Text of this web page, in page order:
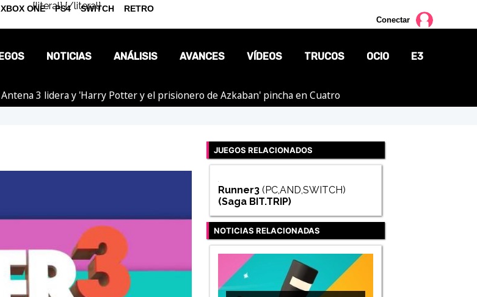
{literal}{/literal}
Conectar
NOTICIAS
OPINIÓN
ANÁLISIS AVANCES VÍDEOS TRUCOS OCIO E3
3 lidera y 'Harry Potter y el prisionero de Azkaban' pincha en Cuatro
JUEGOS RELACIONADOS
Runner3 (PC,AND,SWITCH)
(Saga BIT.TRIP)
NOTICIAS RELACIONADAS
XBOX ONE PS4 SWITCH RETRO